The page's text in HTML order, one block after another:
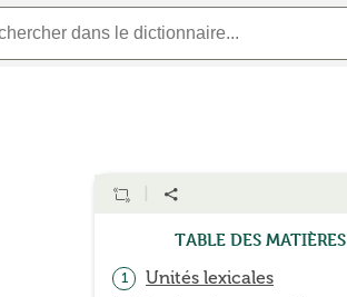
Table des matières
1 Unités lexicales